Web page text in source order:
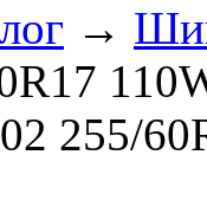
→
255/